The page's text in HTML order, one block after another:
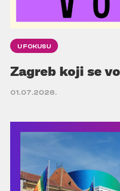
U FOKUSU
Zagreb koji se
01.07.2026.